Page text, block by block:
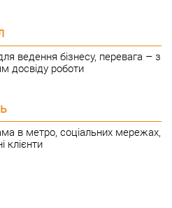
ведення бізнесу, перевага – з
досвіду роботи
в метро, ​​соціальних мережах,
клієнти